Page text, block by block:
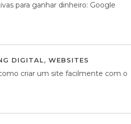
para ganhar dinheiro: Google
DIGITAL, WEBSITES
criar um site facilmente com o